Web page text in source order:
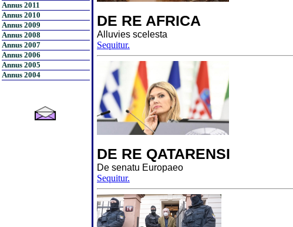
Annus 2011
Annus 2010
Annus 2009
Annus 2008
Annus 2007
Annus 2006
Annus 2005
Annus 2004
DE RE AFRICA
Alluvies scelesta
Sequitur.
DE RE QATARENSI
De senatu Europaeo
Sequitur.